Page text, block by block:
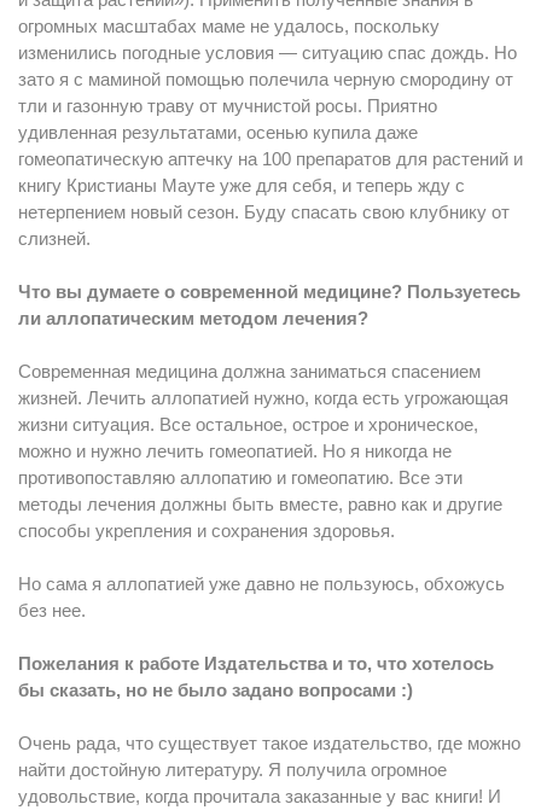
огромных масштабах маме не удалось, поскольку
изменились погодные условия — ситуацию спас дождь. Но
зато я с маминой помощью полечила черную смородину от
тли и газонную траву от мучнистой росы. Приятно
удивленная результатами, осенью купила даже
гомеопатическую аптечку на 100 препаратов для растений и
книгу Кристианы Мауте уже для себя, и теперь жду с
нетерпением новый сезон. Буду спасать свою клубнику от
слизней.
Что вы думаете о современной медицине? Пользуетесь
ли аллопатическим методом лечения?
Современная медицина должна заниматься спасением
жизней. Лечить аллопатией нужно, когда есть угрожающая
жизни ситуация. Все остальное, острое и хроническое,
можно и нужно лечить гомеопатией. Но я никогда не
противопоставляю аллопатию и гомеопатию. Все эти
методы лечения должны быть вместе, равно как и другие
способы укрепления и сохранения здоровья.
Но сама я аллопатией уже давно не пользуюсь, обхожусь
без нее.
Пожелания к работе Издательства и то, что хотелось
бы сказать, но не было задано вопросами :)
Очень рада, что существует такое издательство, где можно
найти достойную литературу. Я получила огромное
удовольствие, когда прочитала заказанные у вас книги! И